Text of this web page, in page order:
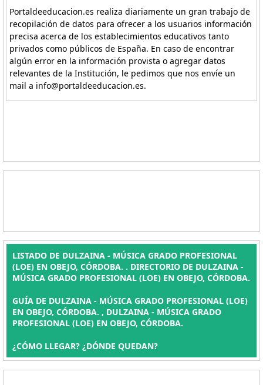
Portaldeeducacion.es realiza diariamente un gran trabajo de
recopilación de datos para ofrecer a los usuarios información
precisa acerca de los establecimientos educativos tanto
privados como públicos de España. En caso de encontrar
algún error en la información provista o agregar datos
relevantes de la Institución, le pedimos que nos envíe un
mail a info@portaldeeducacion.es.
LISTADO DE DULZAINA - MÚSICA GRADO PROFESIONAL
(LOE) EN OBEJO, CÓRDOBA. . DIRECTORIO DE DULZAINA -
MÚSICA GRADO PROFESIONAL (LOE) EN OBEJO, CÓRDOBA.
GUÍA DE DULZAINA - MÚSICA GRADO PROFESIONAL (LOE)
EN OBEJO, CÓRDOBA. , DULZAINA - MÚSICA GRADO
PROFESIONAL (LOE) EN OBEJO, CÓRDOBA.
¿CÓMO LLEGAR? ¿DÓNDE QUEDAN?